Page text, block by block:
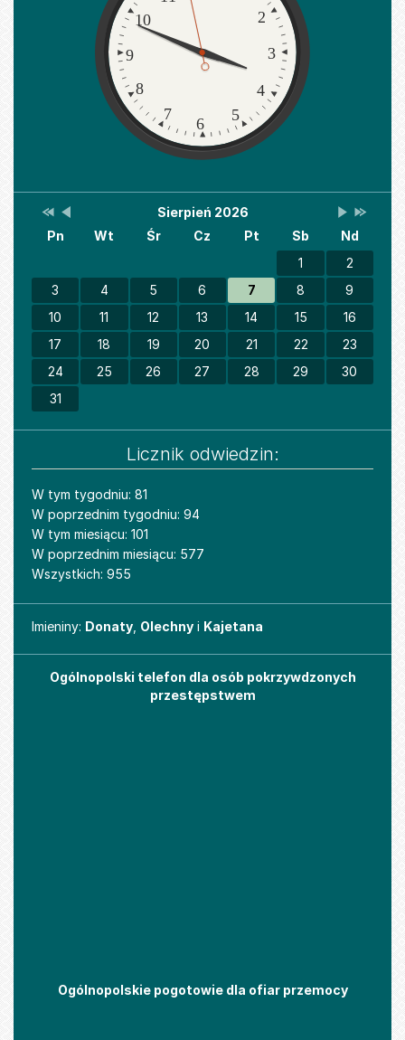
2
3
4
5
6
7
8
9
10
Kalendarz
Lista
wydarzeń
w
Sierpień 2026Brak
w
miesiącu.
Przestaw
na
Przestaw
na
Przestaw
na
Wrzesień
2026
na
Sierpień
2027
Pn Wt Śr Cz Pt Sb
Nd
1
2
3
4 5 6 7 8
9
10
11 12 13 14 15
16
17
18 19 20 21 22
23
24
25 26 27 28 29
30
31
Licznik odwiedzin:
W tym tygodniu: 81
W poprzednim tygodniu: 94
W tym miesiącu: 101
W poprzednim miesiącu: 577
Wszystkich: 955
Imieniny
Imieniny: Donaty Olechny i Kajetana
Ogólnopolski telefon dla osób pokrzywdzonych
przestępstwem
Ogólnopolskie pogotowie dla ofiar przemocy